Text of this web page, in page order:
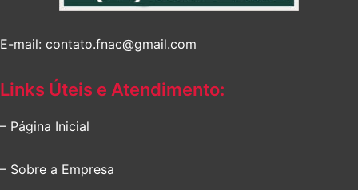
E-mail: contato.fnac@gmail.com
Links Úteis e Atendimento:
– Página Inicial
– Sobre a Empresa